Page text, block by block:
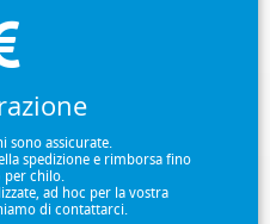
sono assicurate.
spedizione e rimborsa fino
per chilo.
ad hoc per la vostra
di contattarci.